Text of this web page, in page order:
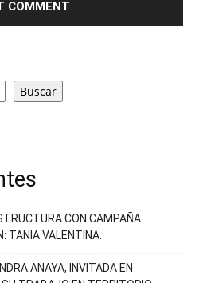
Buscar
CON CAMPAÑA
TANIA VALENTINA.
ANAYA, INVITADA EN